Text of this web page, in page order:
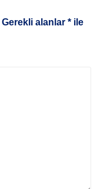
Gerekli alanlar * ile